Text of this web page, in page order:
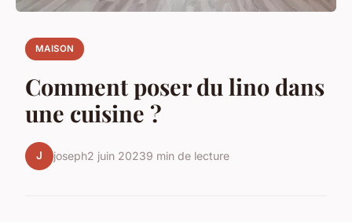
MAISON
Comment poser du lino dans
une cuisine ?
J joseph2 juin 20239 min de lecture